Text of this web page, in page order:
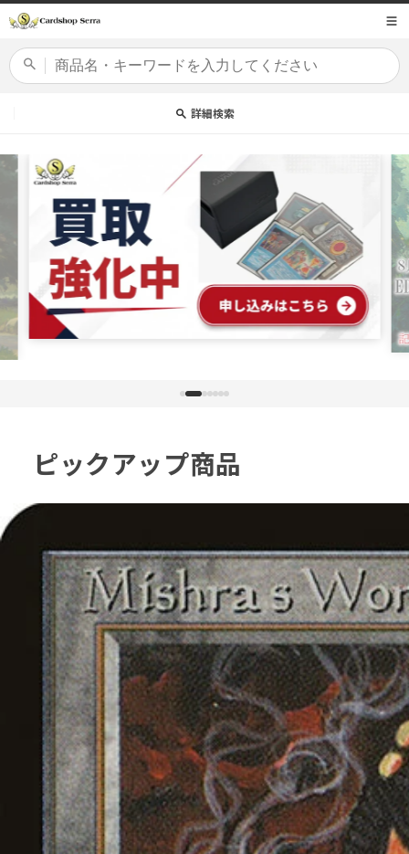
ンツに
詳細検索
商品コード
カードセット
ピックアップ商品